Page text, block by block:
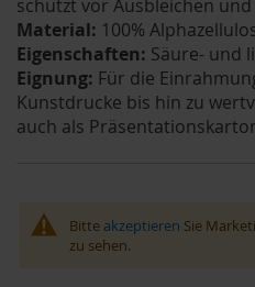
schützt vor Ausbleichen
Material: 100%
Eigenschaften: Säure- und
Eignung: Für die
Kunstdrucke bis hin zu
auch als
Bitte akzeptieren Sie
zu sehen.